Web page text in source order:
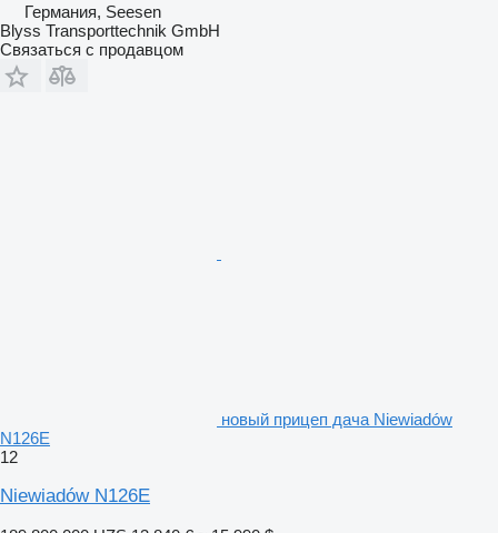
Германия, Seesen
Blyss Transporttechnik GmbH
Связаться с продавцом
новый прицеп дача Niewiadów
N126E
12
Niewiadów N126E